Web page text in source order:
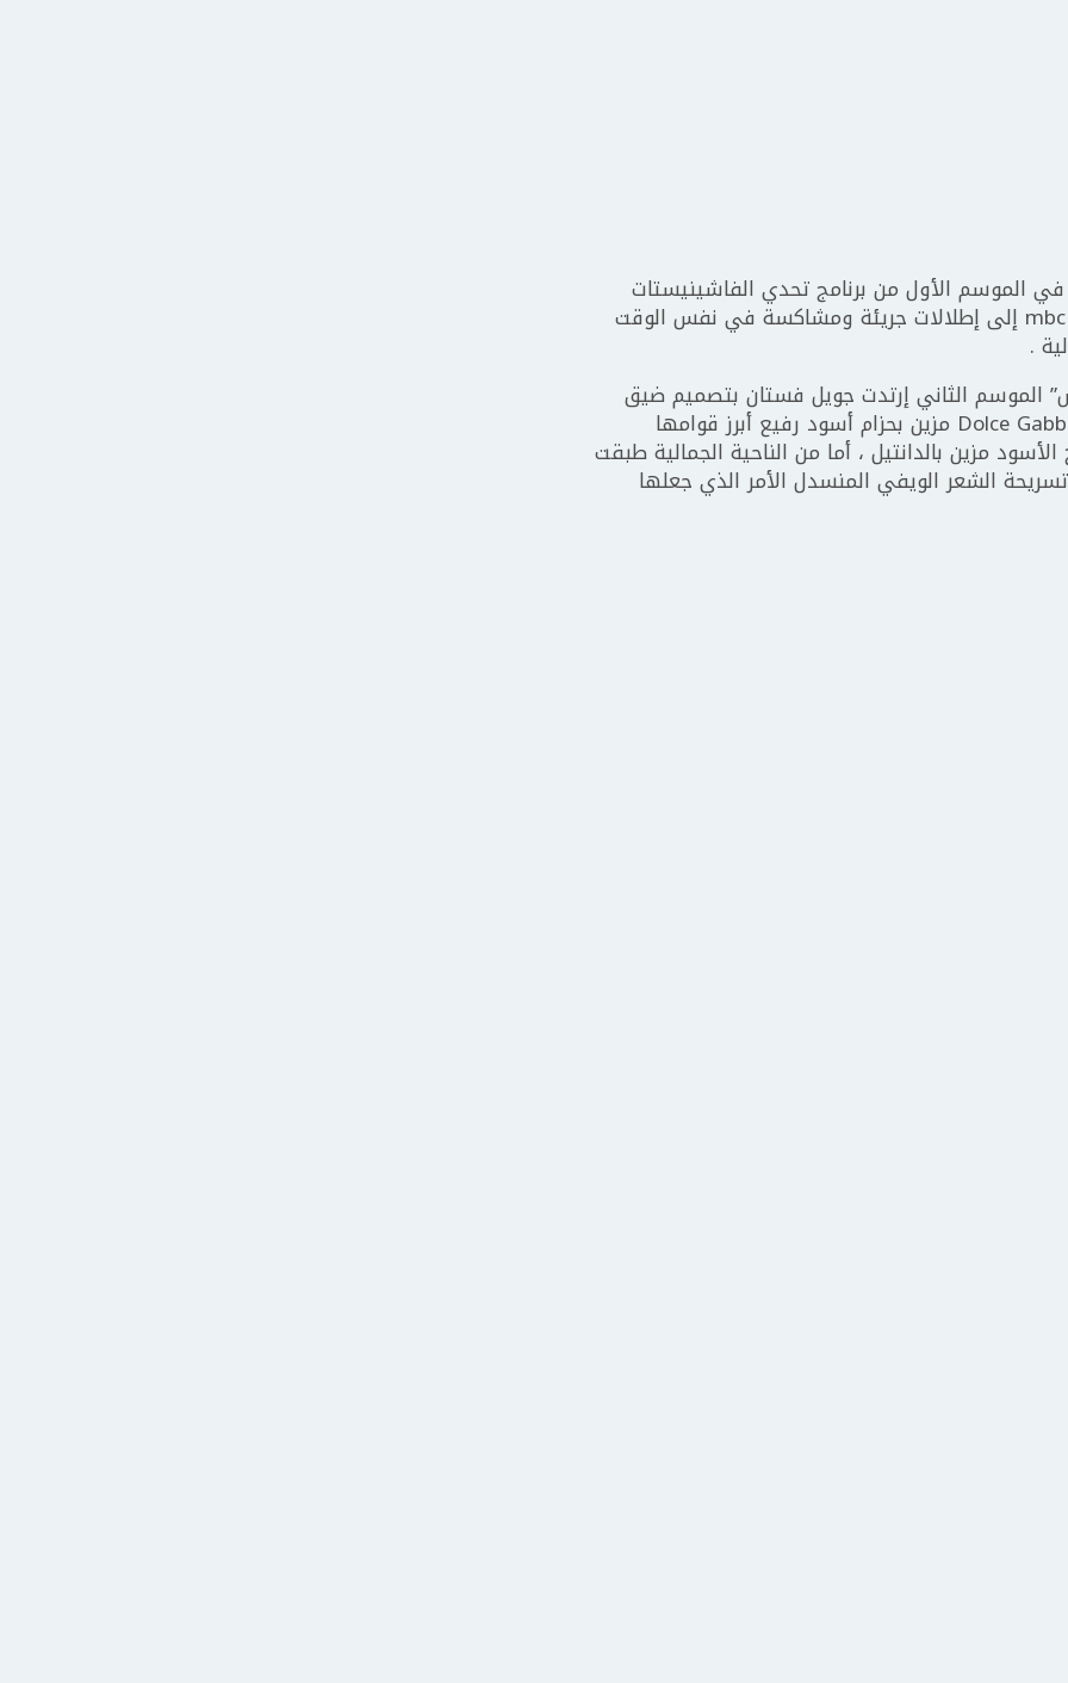
في الموسم الأول من برنامج تحدي الفاشينيستات
Beauty Match الذي يعرض على شاشة ال mbc إلى إطلالات جريئة ومشاكسة في نفس الوقت
.
الموسم الثاني إرتدت جويل فستان بتصميم ضيق
باللون الأسود من قماش الكروشيه من Dolce Gabbana مزين بحزام أسود رفيع أبرز قوامها
مزين بالدانتيل ، أما من الناحية الجمالية طبقت
الشعر الويفي المنسدل الأمر الذي جعلها